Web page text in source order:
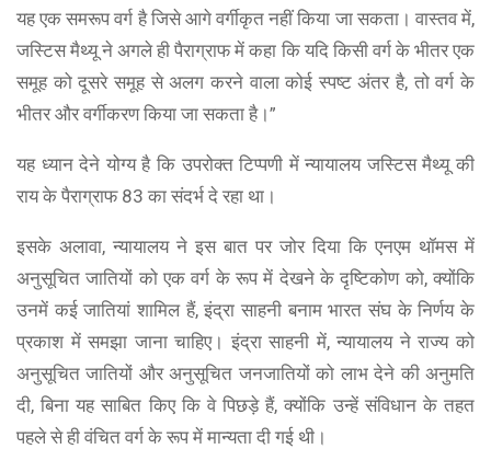
यह एक समरूप वर्ग है जिसे आगे वर्गीकृत नहीं किया जा सकता। वास्तव में,
जस्टिस मैथ्यू ने अगले ही पैराग्राफ में कहा कि यदि किसी वर्ग के भीतर एक
समूह को दूसरे समूह से अलग करने वाला कोई स्पष्ट अंतर है, तो वर्ग के
भीतर और वर्गीकरण किया जा सकता है।”
यह ध्यान देने योग्य है कि उपरोक्त टिप्पणी में न्यायालय जस्टिस मैथ्यू की
राय के पैराग्राफ 83 का संदर्भ दे रहा था।
इसके अलावा, न्यायालय ने इस बात पर जोर दिया कि एनएम थॉमस में
अनुसूचित जातियों को एक वर्ग के रूप में देखने के दृष्टिकोण को, क्योंकि
उनमें कई जातियां शामिल हैं, इंद्रा साहनी बनाम भारत संघ के निर्णय के
प्रकाश में समझा जाना चाहिए। इंद्रा साहनी में, न्यायालय ने राज्य को
अनुसूचित जातियों और अनुसूचित जनजातियों को लाभ देने की अनुमति
दी, बिना यह साबित किए कि वे पिछड़े हैं, क्योंकि उन्हें संविधान के तहत
पहले से ही वंचित वर्ग के रूप में मान्यता दी गई थी।